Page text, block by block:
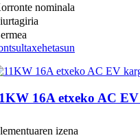
nominala
xehetasun
16A etxeko AC
izena